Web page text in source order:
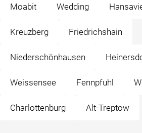
Moabit Wedding
Kreuzberg Friedrichshain
Niederschönhausen
Weissensee Fennpfuhl
Charlottenburg Alt-Treptow